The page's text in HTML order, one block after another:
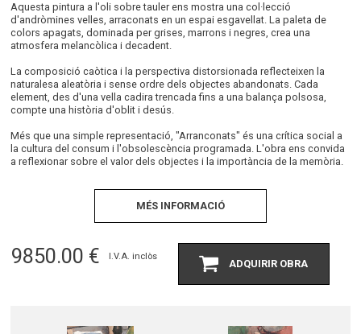
Aquesta pintura a l'oli sobre tauler ens mostra una col·lecció
d'andròmines velles, arraconats en un espai esgavellat. La paleta de
colors apagats, dominada per grises, marrons i negres, crea una
atmosfera melancòlica i decadent.
La composició caòtica i la perspectiva distorsionada reflecteixen la
naturalesa aleatòria i sense ordre dels objectes abandonats. Cada
element, des d'una vella cadira trencada fins a una balança polsosa,
compte una història d'oblit i desús.
Més que una simple representació, "Arranconats" és una crítica social a
la cultura del consum i l'obsolescència programada. L'obra ens convida
a reflexionar sobre el valor dels objectes i la importància de la memòria.
MÉS INFORMACIÓ
9850.00 € I.V.A. inclòs
ADQUIRIR OBRA